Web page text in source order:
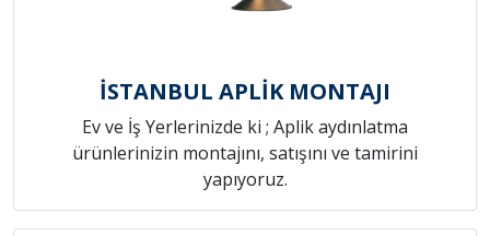
İSTANBUL APLİK MONTAJI
Ev ve İş Yerlerinizde ki ; Aplik aydınlatma
ürünlerinizin montajını, satışını ve tamirini
yapıyoruz.